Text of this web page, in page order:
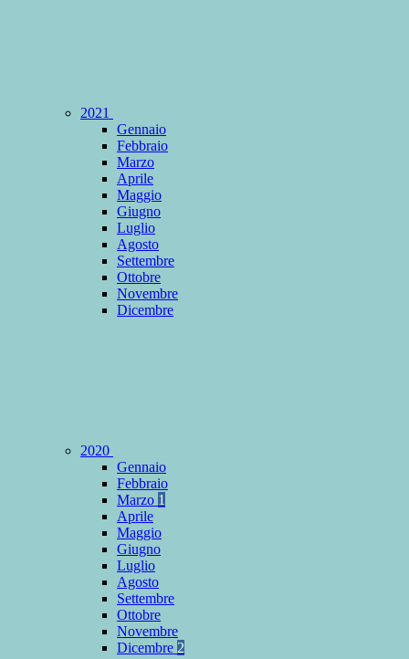
2021
Gennaio
Febbraio
Marzo
Aprile
Maggio
Giugno
Luglio
Agosto
Settembre
Ottobre
Novembre
Dicembre
2020
Gennaio
Febbraio
Marzo 1
Aprile
Maggio
Giugno
Luglio
Agosto
Settembre
Ottobre
Novembre
Dicembre 2